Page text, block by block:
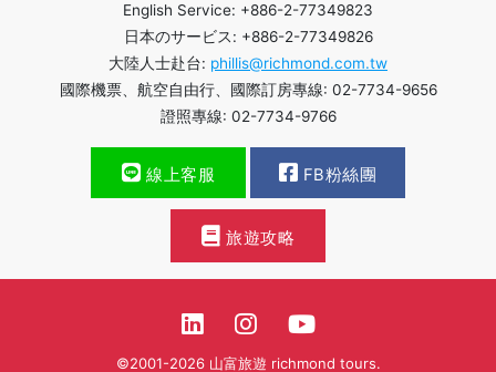
English Service: +886-2-77349823
日本のサービス: +886-2-77349826
大陸人士赴台: phillis@richmond.com.tw
國際機票、航空自由行、國際訂房專線: 02-7734-9656
證照專線: 02-7734-9766
線上客服 FB粉絲團
旅遊攻略
©2001-2026 山富旅遊 richmond tours.